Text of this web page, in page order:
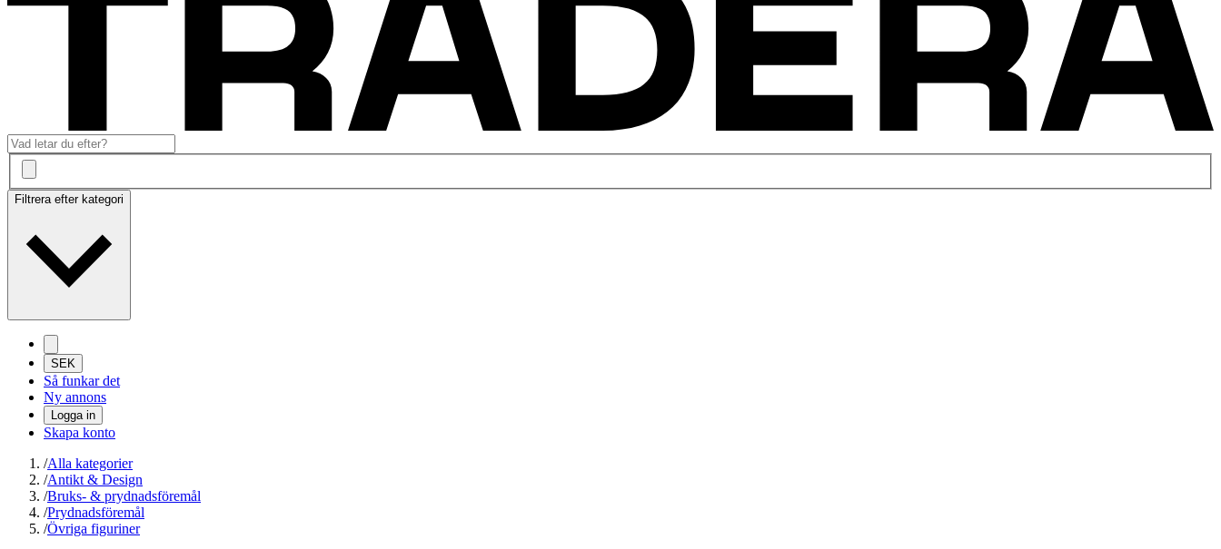
Filtrera efter kategori
SEK
Så funkar det
Ny annons
Logga in
Skapa konto
/Alla kategorier
/Antikt & Design
/Bruks- & prydnadsföremål
/Prydnadsföremål
/Övriga figuriner